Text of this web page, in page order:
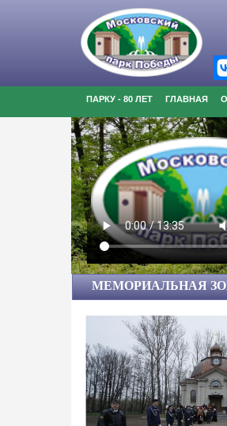
О ПАРКЕ
МЕМОРИАЛЬНАЯ
ПАРКУ - 80 ЛЕТ ГЛАВНАЯ